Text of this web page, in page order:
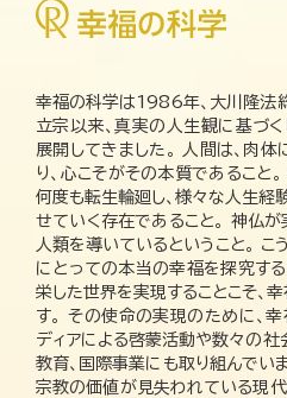
幸福の科学は1986年、大川隆法
立宗以来、真実の人生観に基づく
展開してきました。 人間は、肉
り、心こそがその本質であること
何度も転生輪廻し、様々な人生経
せていく存在であること。 神仏が
人類を導いているということ。 こ
にとっての本当の幸福を探究す
栄した世界を実現することこそ、
す。 その使命の実現のために、
ディアによる啓蒙活動や数々の社
教育、国際事業にも取り組んでい
宗教の価値が見失われている現